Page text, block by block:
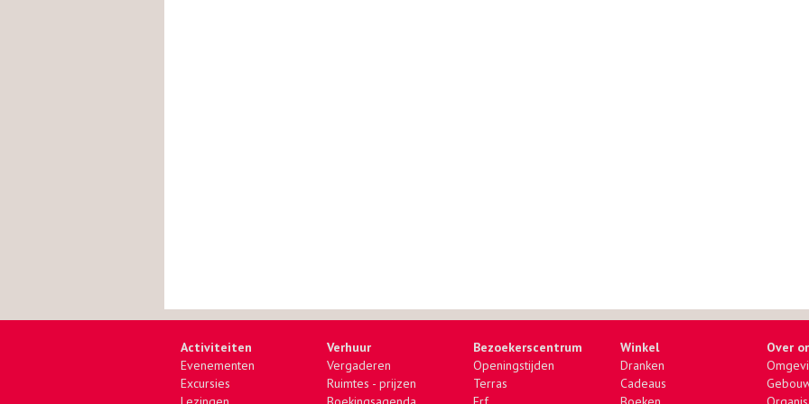
Activiteiten
Evenementen
Excursies
Verhuur
Vergaderen
Ruimtes - prijzen
Bezoekerscentrum
Openingstijden
Terras
Winkel
Dranken
Cadeaus
Over